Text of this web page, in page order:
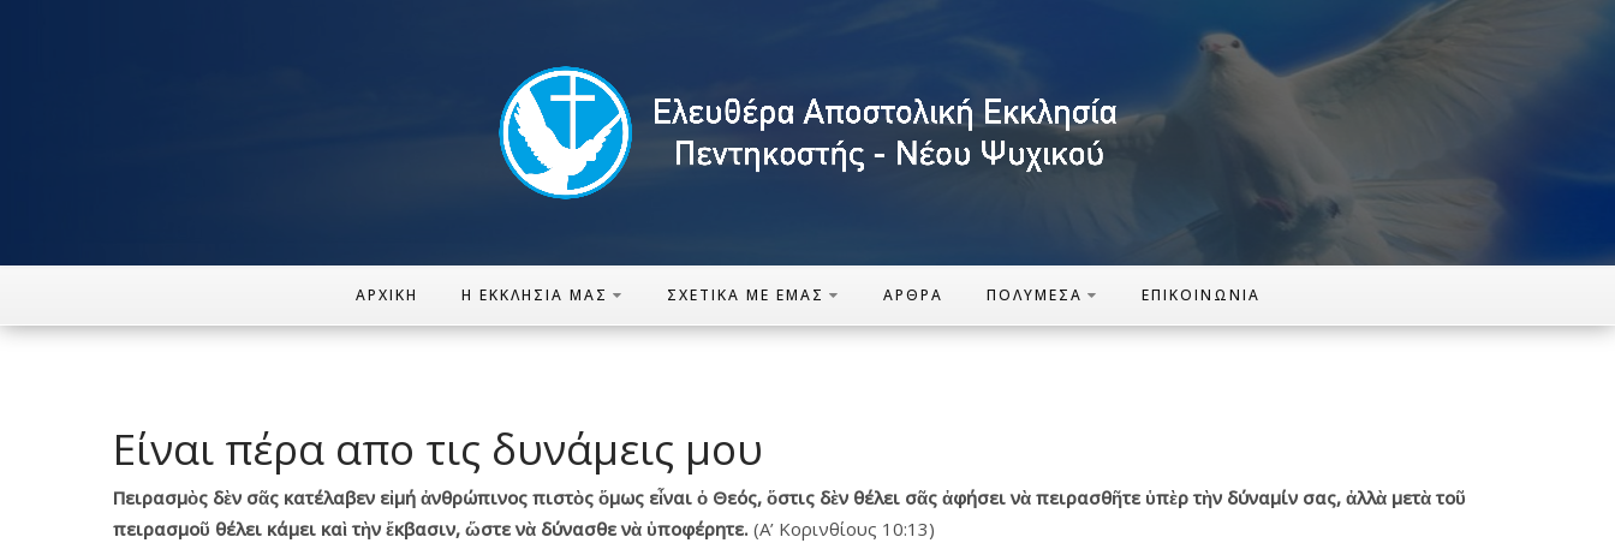
ΑΡΧΙΚΉ Η ΕΚΚΛΗΣΊΑ ΜΑΣ ΣΧΕΤΙΚΆ ΜΕ ΕΜΆΣ ΆΡΘΡΑ ΠΟΛΥΜΈΣΑ ΕΠΙΚΟΙΝΩΝΊΑ
Είναι πέρα απο τις δυνάμεις μου
Πειρασμὸς δὲν σᾶς κατέλαβεν εἰμή ἀνθρώπινος πιστὸς ὅμως εἶναι ὁ Θεός, ὅστις δὲν θέλει σᾶς ἀφήσεινὰ πειρασθῆτε ὑπὲρτὴν δύναμίν σας, ἀλλὰ μετὰτοῦ
πειρασμοῦ θέλει κάμει καὶτὴν ἔκβασιν, ὥστενὰ δύνασθενὰ ὑποφέρητε. (Α’ Κορινθίους 10:13)